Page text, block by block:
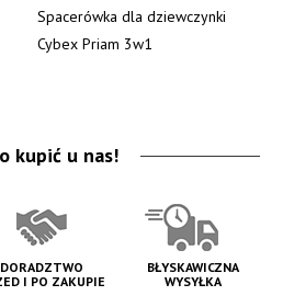
Spacerówka dla dziewczynki
Cybex Priam 3w1
kupić u nas!
DORADZTWO
I PO ZAKUPIE
BŁYSKAWICZNA
WYSYŁKA